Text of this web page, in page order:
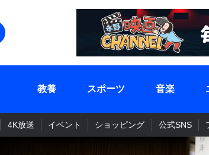
教養 スポーツ 音楽
4K放送 イベント ショッピング 公式SNS